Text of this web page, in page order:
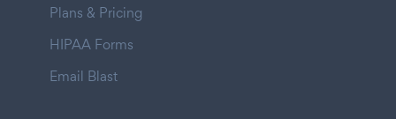
Plans & Pricing
HIPAA Forms
Email Blast